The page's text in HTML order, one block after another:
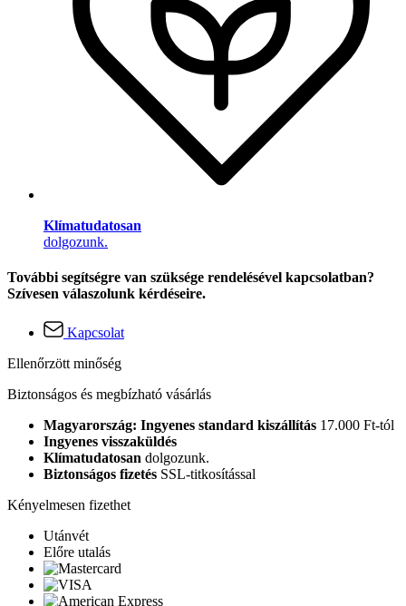
Klímatudatosan
dolgozunk.
További segítségre van szüksége rendelésével kapcsolatban?
Szívesen válaszolunk kérdéseire.
Kapcsolat
Ellenőrzött minőség
Biztonságos és megbízható vásárlás
Magyarország: Ingyenes standard kiszállítás 17.000 Ft-tól
Ingyenes visszaküldés
Klímatudatosan dolgozunk.
Biztonságos fizetés SSL-titkosítással
Kényelmesen fizethet
Utánvét
Előre utalás